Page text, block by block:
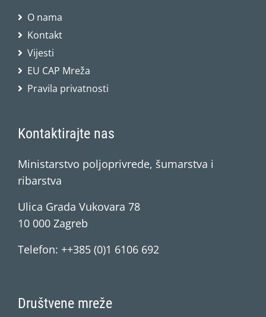
O nama
Kontakt
Vijesti
EU CAP Mreža
Pravila privatnosti
Kontaktirajte nas
Ministarstvo poljoprivrede, šumarstva i
ribarstva
Ulica Grada Vukovara 78
10 000 Zagreb
Telefon: ++385 (0)1 6106 692
Društvene mreže